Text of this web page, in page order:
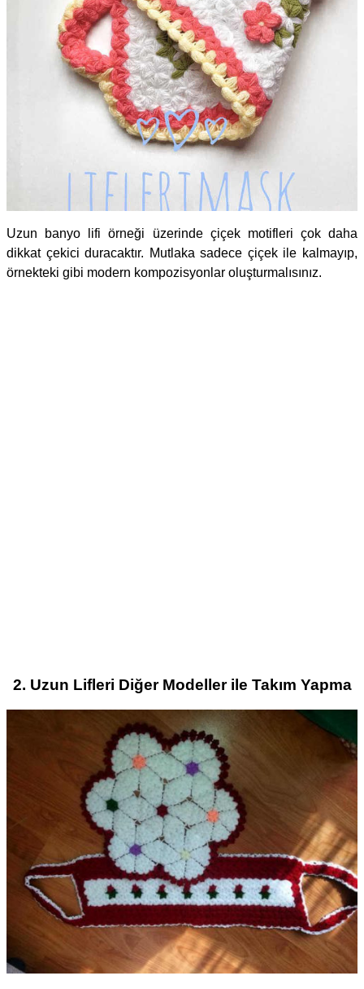
Uzun banyo lifi örneği üzerinde çiçek motifleri çok daha
dikkat çekici duracaktır. Mutlaka sadece çiçek ile kalmayıp,
örnekteki gibi modern kompozisyonlar oluşturmalısınız.
2. Uzun Lifleri Diğer Modeller ile Takım Yapma